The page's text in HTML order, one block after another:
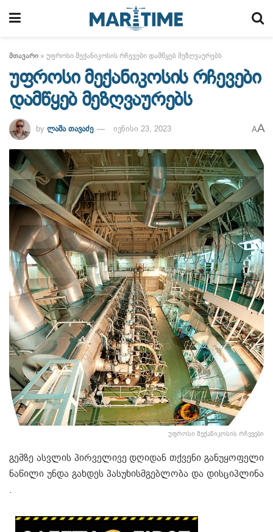
მთავარი » უფროსი მექანიკოსის რჩევები დამწყებ მეზღვაურებს
უფროსი მექანიკოსის რჩევები
დამწყებ მეზღვაურებს
by ლაშა თავაძე ივნისი 23, 2023 AA
უფროსი მექანიკოსის რჩევები
გემზე ასვლის პირველივე დღიდან თქვენი განუყოფელი
ნაწილი უნდა გახდეს პასუხისმგებლობა და დისციპლინა
.